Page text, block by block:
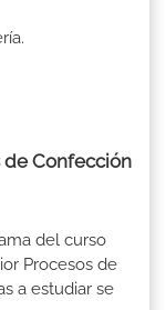
de Confección
del curso
Procesos de
a estudiar se